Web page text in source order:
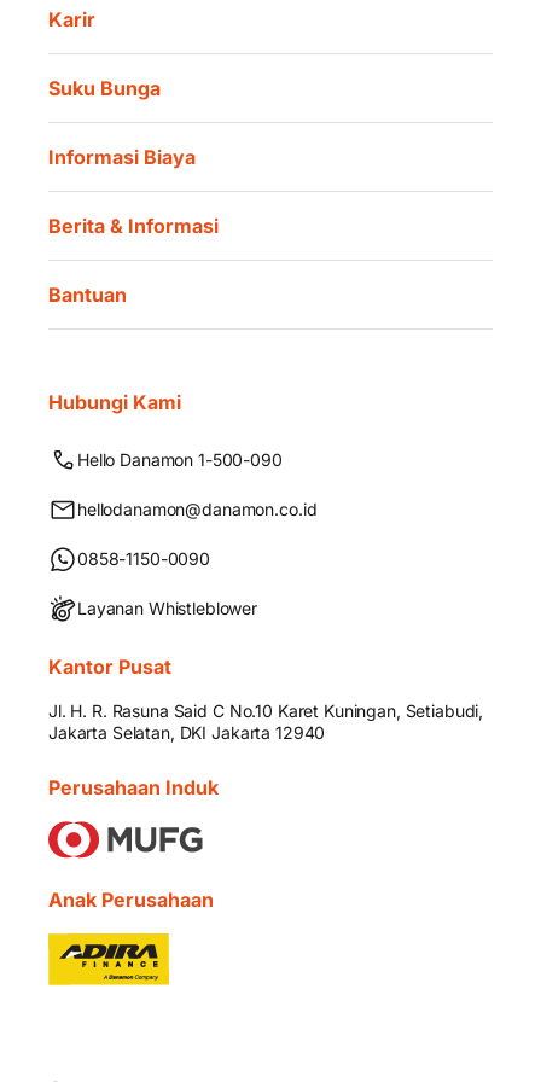
Karir
Suku Bunga
Informasi Biaya
Berita & Informasi
Bantuan
Hubungi Kami
Hello Danamon 1-500-090
hellodanamon@danamon.co.id
0858-1150-0090
Layanan Whistleblower
Kantor Pusat
Jl. H. R. Rasuna Said C No.10 Karet Kuningan, Setiabudi,
Jakarta Selatan, DKI Jakarta 12940
Perusahaan Induk
Anak Perusahaan